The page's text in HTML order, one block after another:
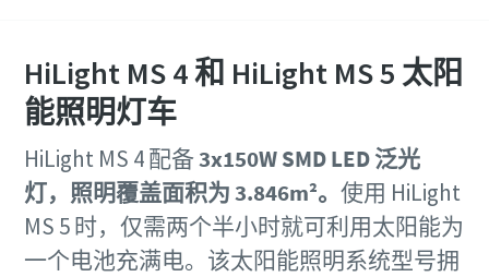
HiLight MS 4 和 HiLight MS 5 太阳
能照明灯车
HiLight MS 4 配备3x150W SMD LED 泛光
灯，照明覆盖面积为 3.846m²。 使用 HiLight
MS 5 时，仅需两个半小时就可利用太阳能为
一个电池充满电。该太阳能照明系统型号拥